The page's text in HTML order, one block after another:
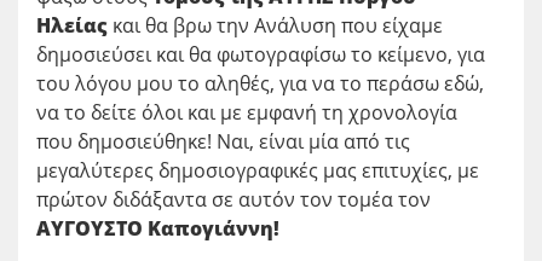
Ηλείας και θα βρω την Ανάλυση που είχαμε
δημοσιεύσει και θα φωτογραφίσω το κείμενο, για
του λόγου μου το αληθές, για να το περάσω εδώ,
να το δείτε όλοι και με εμφανή τη χρονολογία
που δημοσιεύθηκε! Ναι, είναι μία από τις
μεγαλύτερες δημοσιογραφικές μας επιτυχίες, με
πρώτον διδάξαντα σε αυτόν τον τομέα τον
ΑΥΓΟΥΣΤΟ Καπογιάννη!